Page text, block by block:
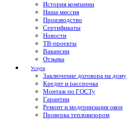
История компании
Наша миссия
Производство
Сертификаты
Новости
ТВ-проекты
Вакансии
Отзывы
Услуги
Заключение договора на дому
Кредит и рассрочка
Монтаж по ГОСТу
Гарантии
Ремонт и модернизация окон
Проверка тепловизором